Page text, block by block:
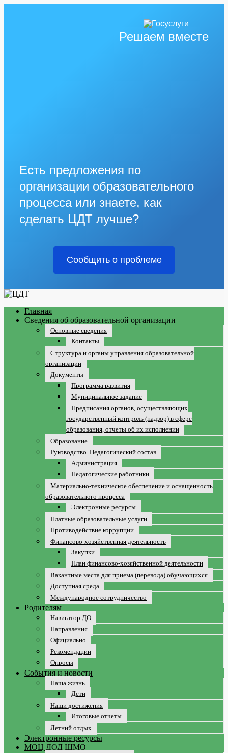
Решаем вместе
Есть предложения по
организации образовательного
процесса или знаете, как
сделать ЦДТ лучше?
Сообщить о проблеме
Главная
Сведения об образовательной организации
Основные сведения
Контакты
Структура и органы управления образовательной
организации
Документы
Программа развития
Муниципальное задание
Предписания органов, осуществляющих
государственный контроль (надзор) в сфере
образования, отчеты об их исполнении
Образование
Руководство. Педагогический состав
Администрация
Педагогические работники
Материально-техническое обеспечение и оснащенность
образовательного процесса
Электронные ресурсы
Платные образовательные услуги
Противодействие коррупции
Финансово-хозяйственная деятельность
Закупки
План финансово-хозяйственной деятельности
Вакантные места для приема (перевода) обучающихся
Доступная среда
Международное сотрудничество
Родителям
Навигатор ДО
Направления
Официально
Рекомендации
Опросы
События и новости
Наша жизнь
Дети
Наши достижения
Итоговые отчеты
Летний отдых
Электронные ресурсы
МОЦ ДОД ШМО